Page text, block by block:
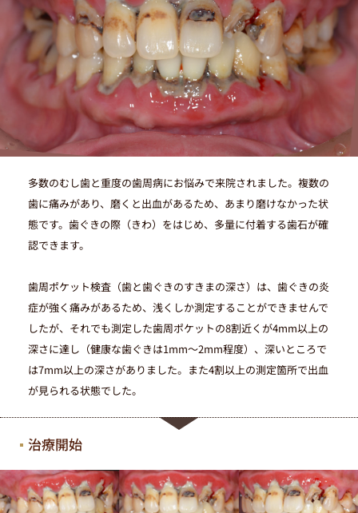
多数のむし歯と重度の歯周病にお悩みで来院されました。複数の
歯に痛みがあり、磨くと出血があるため、あまり磨けなかった状
態です。歯ぐきの際（きわ）をはじめ、多量に付着する歯石が確
認できます。
歯周ポケット検査（歯と歯ぐきのすきまの深さ）は、歯ぐきの炎
症が強く痛みがあるため、浅くしか測定することができませんで
したが、それでも測定した歯周ポケットの8割近くが4mm以上の
深さに達し（健康な歯ぐきは1mm～2mm程度）、深いところで
は7mm以上の深さがありました。また4割以上の測定箇所で出血
が見られる状態でした。
治療開始
STEP01 まず医院コードをコピー
STEP02 LINE友だち追加